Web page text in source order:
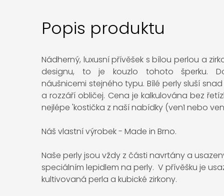
Popis produktu
Nádherný, luxusní přívěšek s bílou perlou a
designu, to je kouzlo tohoto šperku.
náušnicemi stejného typu. Bílé perly sluší
a rozzáří obličej. Cena je kalkulována bez
nejlépe 'kostička z naší nabídky (ven1 nebo
Náš vlastní výrobek - Made in Brno.
Naše perly jsou vždy z části navrtány a
speciálním lepidlem na perly. V přívěšku je
kultivovaná perla a kubické zirkony.